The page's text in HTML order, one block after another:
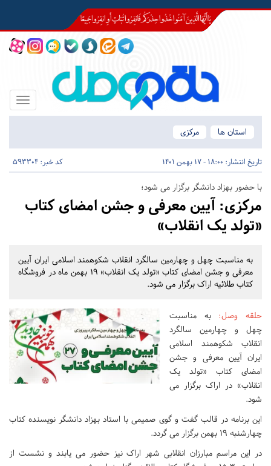
Toggle
استان ها
مرکزی
تاریخ انتشار: 18:00 - 17 بهمن 1401 کد خبر: 593304
با حضور بهزاد دانشگر برگزار می شود؛
مرکزی: آیین معرفی و جشن امضای کتاب
«تولد یک انقلاب»
به مناسبت چهل و چهارمین سالگرد انقلاب شکوهمند اسلامی ایران آیین
معرفی و جشن امضای کتاب «تولد یک انقلاب» 19 بهمن ماه در فروشگاه
کتاب طلائیه اراک برگزار می شود.
حلقه وصل:به مناسبت
چهل و چهارمین سالگرد
انقلاب شکوهمند اسلامی
ایران آیین معرفی و جشن
امضای کتاب «تولد یک
انقلاب» در اراک برگزار می
شود.
این برنامه در قالب گفت و گوی صمیمی با استاد بهزاد دانشگر نویسنده کتاب
چهارشنبه 19 بهمن برگزار می گردد.
در این مراسم مبارزان انقلابی شهر اراک نیز حضور می یابند و نشست از